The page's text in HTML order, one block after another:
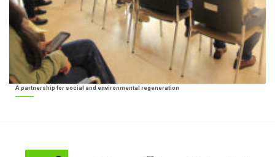
A partnership for social and environmental regeneration